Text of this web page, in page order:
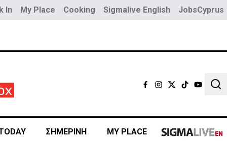
In My Place Cooking Sigmalive English JobsCyprus
ΣΗΜΕΡΙΝΗ MY PLACE